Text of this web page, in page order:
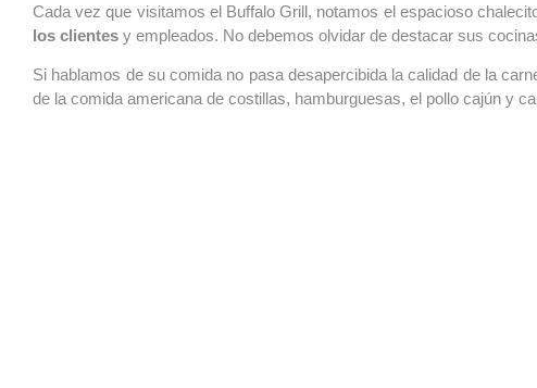
Cada vez que visitamos el Buffalo Grill, notamos el espacioso
los clientes y empleados. No debemos olvidar de destacar sus
Si hablamos de su comida no pasa desapercibida la calidad de la
de la comida americana de costillas, hamburguesas, el pollo cajún y